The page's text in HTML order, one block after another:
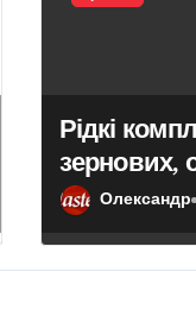
Рідкі
зернових,
культур:
Олександр